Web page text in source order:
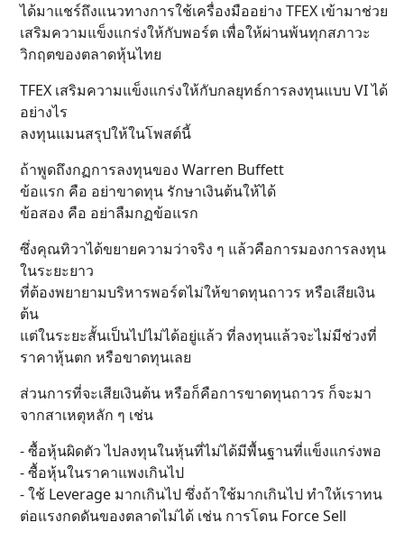
ได้มาแชร์ถึงแนวทางการใช้เครื่องมืออย่าง TFEX เข้ามาช่วย
เสริมความแข็งแกร่งให้กับพอร์ต เพื่อให้ผ่านพ้นทุกสภาวะ
วิกฤตของตลาดหุ้นไทย
TFEX เสริมความแข็งแกร่งให้กับกลยุทธ์การลงทุนแบบ VI ได้
อย่างไร
ลงทุนแมนสรุปให้ในโพสต์นี้
ถ้าพูดถึงกฏการลงทุนของ Warren Buffett
ข้อแรก คือ อย่าขาดทุน รักษาเงินต้นให้ได้
ข้อสอง คือ อย่าลืมกฏข้อแรก
ซึ่งคุณทิวาได้ขยายความว่าจริง ๆ แล้วคือการมองการลงทุน
ในระยะยาว
ที่ต้องพยายามบริหารพอร์ตไม่ให้ขาดทุนถาวร หรือเสียเงิน
ต้น
แต่ในระยะสั้นเป็นไปไม่ได้อยู่แล้ว ที่ลงทุนแล้วจะไม่มีช่วงที่
ราคาหุ้นตก หรือขาดทุนเลย
ส่วนการที่จะเสียเงินต้น หรือก็คือการขาดทุนถาวร ก็จะมา
จากสาเหตุหลัก ๆ เช่น
- ซื้อหุ้นผิดตัว ไปลงทุนในหุ้นที่ไม่ได้มีพื้นฐานที่แข็งแกร่งพอ
- ซื้อหุ้นในราคาแพงเกินไป
- ใช้ Leverage มากเกินไป ซึ่งถ้าใช้มากเกินไป ทำให้เราทน
ต่อแรงกดดันของตลาดไม่ได้ เช่น การโดน Force Sell